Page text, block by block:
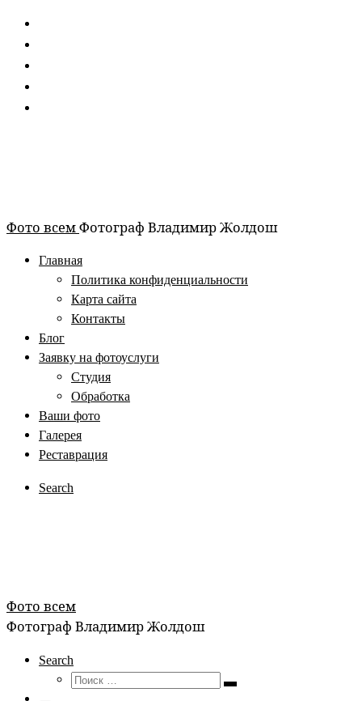
Перейти
содержимому
Фото всемФотограф Владимир Жолдош
Главная
Политика конфиденциальности
Карта сайта
Контакты
Блог
Заявку на фотоуслуги
Студия
Обработка
Ваши фото
Галерея
Реставрация
Search
Фото всем
Фотограф Владимир Жолдош
Search
Поиск
Поиск